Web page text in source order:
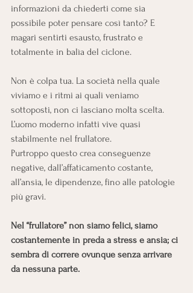
informazioni da chiederti come sia
possibile poter pensare così tanto? E
magari sentirti esausto, frustrato e
totalmente in balìa del ciclone.
Non è colpa tua. La società nella quale
viviamo e i ritmi ai quali veniamo
sottoposti, non ci lasciano molta scelta.
L’uomo moderno infatti vive quasi
stabilmente nel frullatore.
Purtroppo questo crea conseguenze
negative, dall’affaticamento costante,
all’ansia, le dipendenze, fino alle patologie
più gravi.
Nel “frullatore” non siamo felici, siamo
costantemente in preda a stress e ansia; ci
sembra di correre ovunque senza arrivare
da nessuna parte.